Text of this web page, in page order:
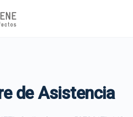
de Asistencia